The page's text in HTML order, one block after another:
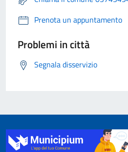
Prenota un appuntamento
Problemi in città
Segnala disservizio